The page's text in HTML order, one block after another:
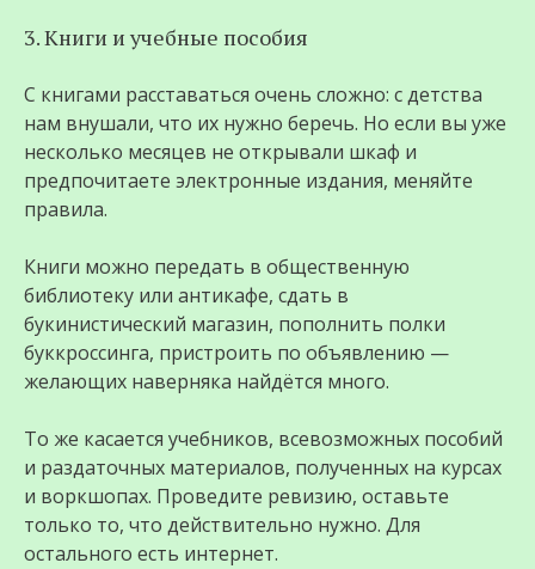
3. Книги и учебные пособия
С книгами расставаться очень сложно: с детства
нам внушали, что их нужно беречь. Но если вы уже
несколько месяцев не открывали шкаф и
предпочитаете электронные издания, меняйте
правила.
Книги можно передать в общественную
библиотеку или антикафе, сдать в
букинистический магазин, пополнить полки
буккроссинга, пристроить по объявлению —
желающих наверняка найдётся много.
То же касается учебников, всевозможных пособий
и раздаточных материалов, полученных на курсах
и воркшопах. Проведите ревизию, оставьте
только то, что действительно нужно. Для
остального есть интернет.